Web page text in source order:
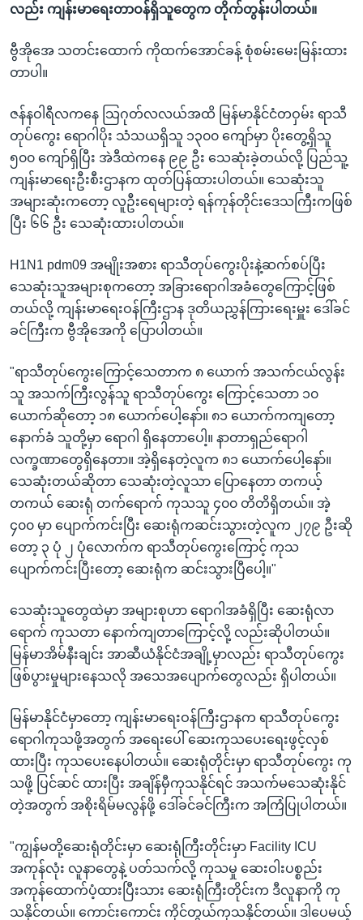
ရန်လည်း ကျန်းမာရေးတာဝန်ရှိသူတွေက တိုက်တွန်းပါတယ်။
ဗွီအိုအေ သတင်းထောက် ကိုထက်အောင်ခန့် စုံစမ်းမေးမြန်းထား
တာပါ။
ဇန်နဝါရီလကနေ သြဂုတ်လလယ်အထိ မြန်မာနိုင်ငံတဝှမ်း ရာသီ
တုပ်ကွေး ရောဂါပိုး သံသယရှိသူ ၁၃၀၀ ကျော်မှာ ပိုးတွေ့ရှိသူ
၅၀၀ ကျော်ရှိပြီး အဲဒီထဲကနေ ၉၉ ဦး သေဆုံးခဲ့တယ်လို့ ပြည်သူ့
ကျန်းမာရေးဦးစီးဌာနက ထုတ်ပြန်ထားပါတယ်။ သေဆုံးသူ
အများဆုံးကတော့ လူဦးရေများတဲ့ ရန်ကုန်တိုင်းဒေသကြီးကဖြစ်
ပြီး ၆၆ ဦး သေဆုံးထားပါတယ်။
H1N1 pdm09 အမျိုးအစား ရာသီတုပ်ကွေးပိုးနဲ့ဆက်စပ်ပြီး
သေဆုံးသူအများစုကတော့ အခြားရောဂါအခံတွေကြောင့်ဖြစ်
တယ်လို့ ကျန်းမာရေးဝန်ကြီးဌာန ဒုတိယညွှန်ကြားရေးမှူး ဒေါ်ခင်
ခင်ကြီးက ဗွီအိုအေကို ပြောပါတယ်။
"ရာသီတုပ်ကွေးကြောင့်သေတာက ၈ ယောက် အသက်ငယ်လွန်း
သူ အသက်ကြီးလွန်သူ ရာသီတုပ်ကွေး ကြောင့်သေတာ ၁၀
ယောက်ဆိုတော့ ၁၈ ယောက်ပေါ့နော်။ ၈၁ ယောက်ကကျတော့
နောက်ခံ သူတို့မှာ ရောဂါ ရှိနေတာပေါ့။ နာတာရှည်ရောဂါ
လက္ခဏာတွေရှိနေတာ။ အဲ့ရှိနေတဲ့လူက ၈၁ ယောက်ပေါ့နော်။
သေဆုံးတယ်ဆိုတာ သေဆုံးတဲ့လူသာ ပြောနေတာ တကယ့်
တကယ် ဆေးရုံ တက်ရောက် ကုသသူ ၄၀၀ တိတိရှိတယ်။ အဲ့
၄၀၀ မှာ ပျောက်ကင်းပြီး ဆေးရုံကဆင်းသွားတဲ့လူက ၂၇၉ ဦးဆို
တော့ ၃ ပုံ ၂ ပုံလောက်က ရာသီတုပ်ကွေးကြောင့် ကုသ
ပျောက်ကင်းပြီးတော့ ဆေးရုံက ဆင်းသွားပြီပေါ့။"
သေဆုံးသူတွေထဲမှာ အများစုဟာ ရောဂါအခံရှိပြီး ဆေးရုံလာ
ရောက် ကုသတာ နောက်ကျတာကြောင့်လို့ လည်းဆိုပါတယ်။
မြန်မာအိမ်နီးချင်း အာဆီယံနိုင်ငံအချို့မှာလည်း ရာသီတုပ်ကွေး
ဖြစ်ပွားမှုများနေသလို အသေအပျောက်တွေလည်း ရှိပါတယ်။
မြန်မာနိုင်ငံမှာတော့ ကျန်းမာရေးဝန်ကြီးဌာနက ရာသီတုပ်ကွေး
ရောဂါကုသဖို့အတွက် အရေးပေါ် ဆေးကုသပေးရေးဖွင့်လှစ်
ထားပြီး ကုသပေးနေပါတယ်။ ဆေးရုံတိုင်းမှာ ရာသီတုပ်ကွေး ကု
သဖို့ ပြင်ဆင် ထားပြီး အချိန်မှီကုသနိုင်ရင် အသက်မသေဆုံးနိုင်
တဲ့အတွက် အစိုးရိမ်မလွန်ဖို့ ဒေါ်ခင်ခင်ကြီးက အကြံပြုပါတယ်။
"ကျွန်မတို့ဆေးရုံတိုင်းမှာ ဆေးရုံကြီးတိုင်းမှာ Facility ICU
အကုန်လုံး လူနာတွေနဲ့ ပတ်သက်လို့ ကုသမှု ဆေးဝါးပစ္စည်း
အကုန်ထောက်ပံ့ထားပြီးသား ဆေးရုံကြီးတိုင်းက ဒီလူနာကို ကု
သနိုင်တယ်။ ကောင်းကောင်း ကိုင်တွယ်ကုသနိုင်တယ်။ ဒါပေမယ့်